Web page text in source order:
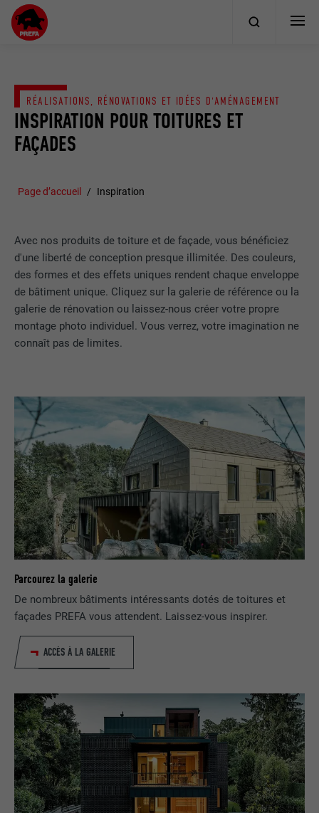
INSPIRATION POUR TOITURES ET
FAÇADES
RÉALISATIONS, RÉNOVATIONS ET IDÉES D'AMÉNAGEMENT
Page d’accueil Inspiration
Avec nos produits de toiture et de façade, vous bénéficiez
d'une liberté de conception presque illimitée. Des couleurs,
des formes et des effets uniques rendent chaque enveloppe
de bâtiment unique. Cliquez sur la galerie de référence ou la
galerie de rénovation ou laissez-nous créer votre propre
montage photo individuel. Vous verrez, votre imagination ne
connaît pas de limites.
Parcourez la galerie
De nombreux bâtiments intéressants dotés de toitures et
façades PREFA vous attendent. Laissez-vous inspirer.
ACCÈS À LA GALERIE